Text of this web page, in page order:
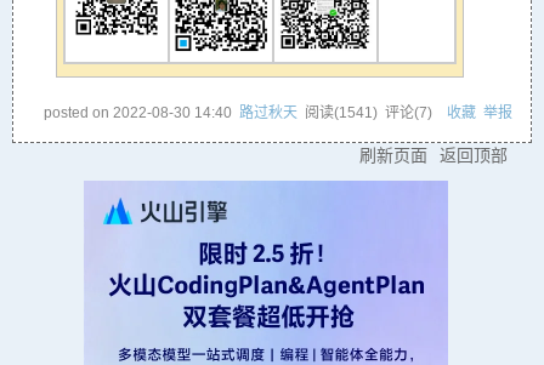
posted on 2022-08-30 14:40 路过秋天 阅读(1541 ) 评论(7) 收藏 举报
刷新页面 返回顶部